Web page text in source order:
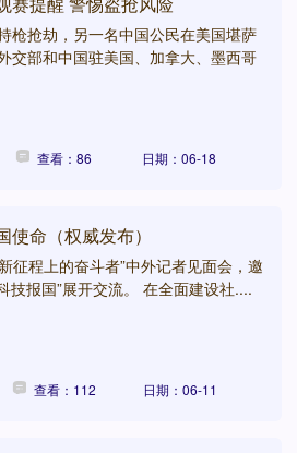
枪抢劫，另一名中国公民在美国堪萨
交部和中国驻美国、加拿大、墨西哥
查看：86 日期：06-18
命（权威发布）
征程上的奋斗者”中外记者见面会，邀
技报国”展开交流。 在全面建设社....
查看：112 日期：06-11